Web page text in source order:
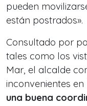
pueden
están postrados».
Consultado por
tales como los
Mar, el alcalde
inconvenientes
una buena